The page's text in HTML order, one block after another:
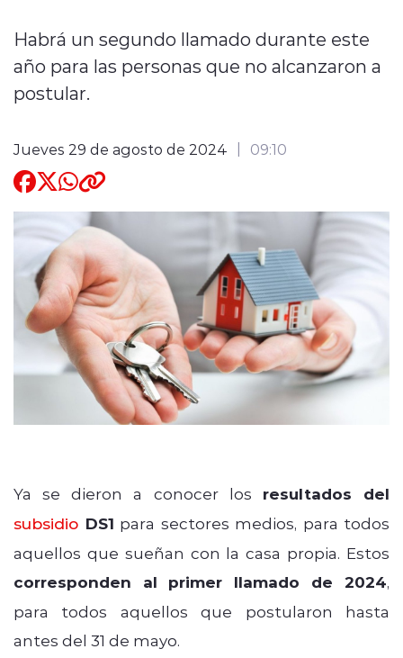
Deportes
Entrevistas
modo claro
Habrá un segundo llamado durante este
año para las personas que no alcanzaron a
postular.
Jueves 29 de agosto de 2024 09:10
Ya se dieron a conocer los resultados del
subsidio DS1 para sectores medios, para todos
aquellos que sueñan con la casa propia. Estos
corresponden al primer llamado de 2024,
para todos aquellos que postularon hasta
antes del 31 de mayo.